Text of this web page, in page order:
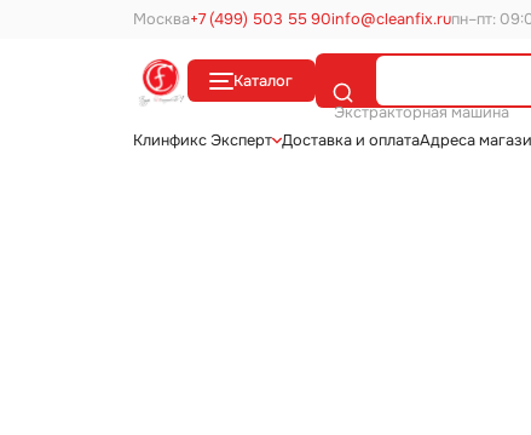
Москва+7 (499) 503 55 90info@cleanfix.ruпн–пт:
Каталог
Экстракторная машина
Поиск
Клинфикс Эксперт Доставка и оплатаАдреса